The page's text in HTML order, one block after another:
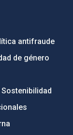
antifraude
de género